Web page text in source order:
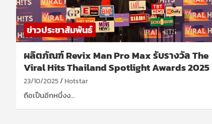
ข่าวประชาสัมพันธ์
ผลิตภัณฑ์ Revix Man Pro Max รับรางวัล The
Viral Hits Thailand Spotlight Awards 2025
23/10/2025 Hotstar
ถือเป็นอีกหนึ่งง…